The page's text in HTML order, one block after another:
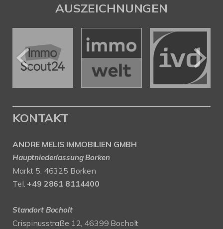
AUSZEICHNUNGEN
KONTAKT
ANDRE MELIS IMMOBILIEN GMBH
Hauptniederlassung Borken
Markt 5, 46325 Borken
Tel. +49 2861 8114400
Standort Bocholt
Crispinusstraße 12, 46399 Bocholt